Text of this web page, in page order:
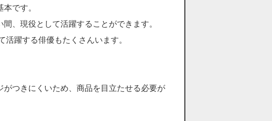
本です。
、現役として活躍することができます。
躍する俳優もたくさんいます。
つきにくいため、商品を目立たせる必要が